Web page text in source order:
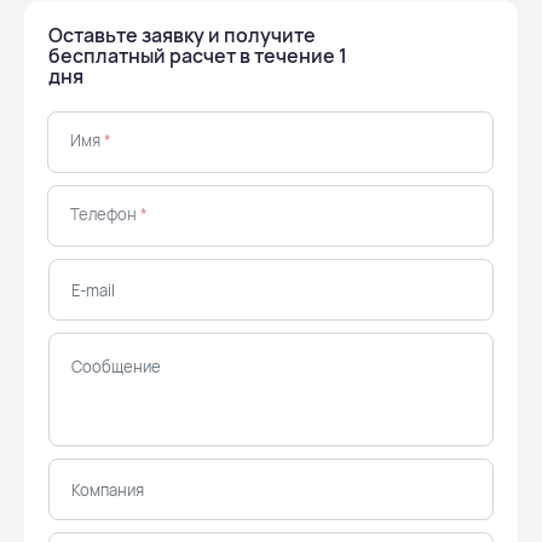
Оставьте заявку и получите
бесплатный расчет в течение 1
дня
Имя*
Телефон *